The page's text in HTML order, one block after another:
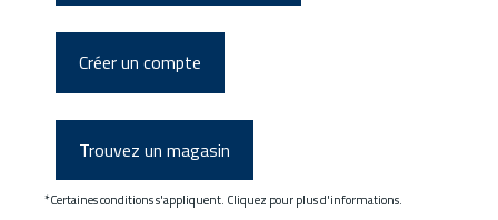
Créer un compte
Trouvez un magasin
*Certaines conditions s'appliquent. Cliquez pour plus d'informations.